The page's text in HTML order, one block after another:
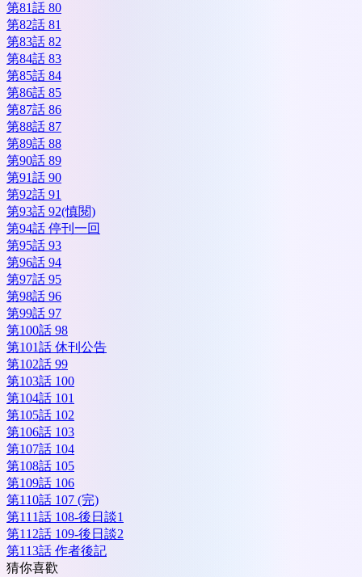
第81話 80
第82話 81
第83話 82
第84話 83
第85話 84
第86話 85
第87話 86
第88話 87
第89話 88
第90話 89
第91話 90
第92話 91
第93話 92(慎閱)
第94話 停刊一回
第95話 93
第96話 94
第97話 95
第98話 96
第99話 97
第100話 98
第101話 休刊公告
第102話 99
第103話 100
第104話 101
第105話 102
第106話 103
第107話 104
第108話 105
第109話 106
第110話 107 (完)
第111話 108-後日談1
第112話 109-後日談2
第113話 作者後記
猜你喜歡